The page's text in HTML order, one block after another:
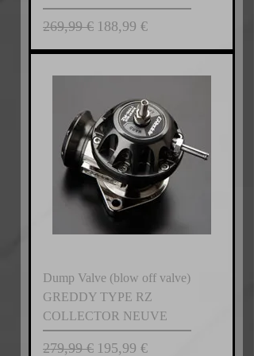
Prix original
269,99 € Prix promotionnel
188,99 €
Dump Valve (blow off valve)
GREDDY TYPE RZ
COLLECTOR NEUVE
Prix original
279,99 € Prix promotionnel
195,99 €